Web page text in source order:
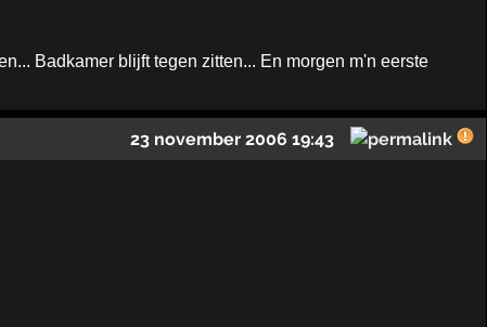
Badkamer blijft tegen zitten... En morgen m'n eerste
23 november 2006 19:43